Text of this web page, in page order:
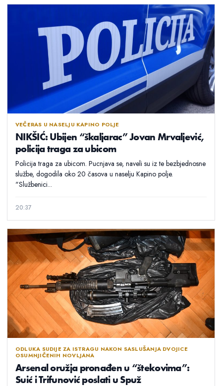
VEČERAS U NASELJU KAPINO POLJE
NIKŠIĆ: Ubijen “škaljarac” Jovan Mrvaljević,
policija traga za ubicom
Policija traga za ubicom. Pucnjava se, naveli su iz te bezbjednosne
službe, dogodila oko 20 časova u naselju Kapino polje.
"Službenici...
20:37
ODLUKA SUDIJE ZA ISTRAGU NAKON SASLUŠANJA DVOJICE
OSUMNJIČENIH NOVLJANA
Arsenal oružja pronađen u “štekovima”:
Suić i Trifunović poslati u Spuž